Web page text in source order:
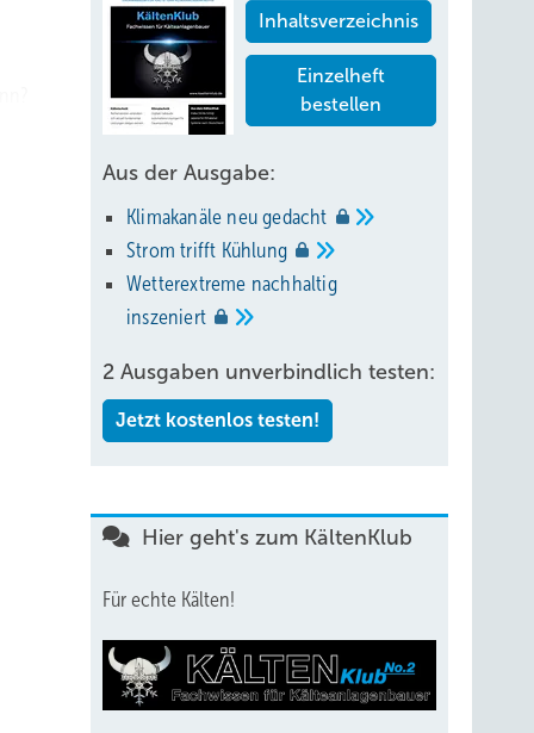
Inhaltsverzeichnis
Einzelheft
bestellen
Aus der Ausgabe:
Klimakanäle neugedacht
Strom trifft Kühlung
Wetterextreme nachhaltig
inszeniert
2 Ausgaben unverbindlich testen:
Jetzt kostenlos testen!
Hier geht's zum KältenKlub
Für echte Kälten!